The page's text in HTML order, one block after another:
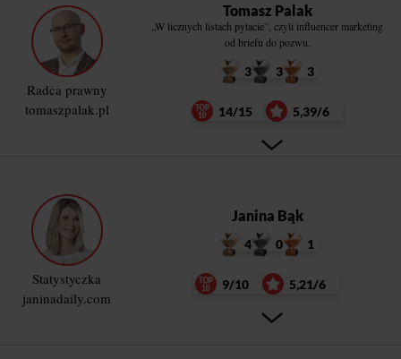
Radca prawny
tomaszpalak.pl
Tomasz Palak
„W licznych listach pytacie”, czyli influencer marketing
od briefu do pozwu.
3 3 3
14/15 5,39/6
Statystyczka
janinadaily.com
Janina Bąk
4 0 1
9/10 5,21/6